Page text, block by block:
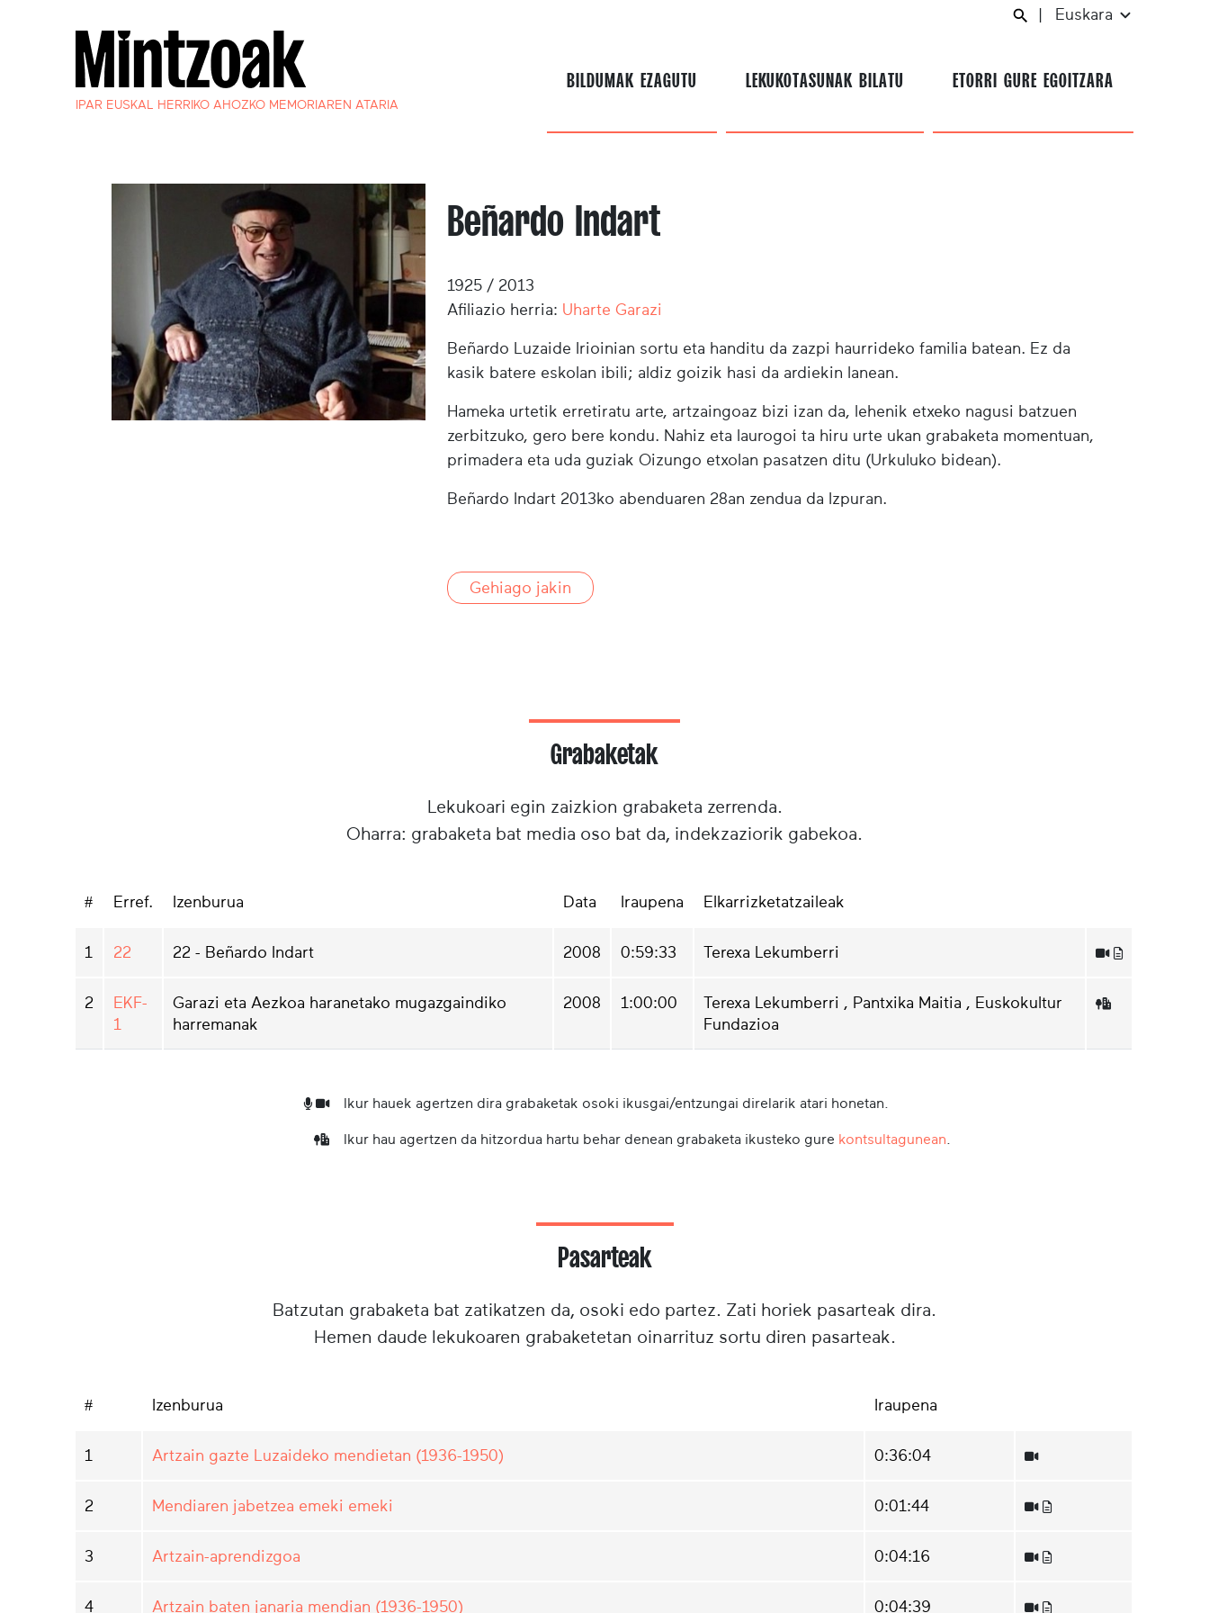
IPAR EUSKAL HERRIKO AHOZKO MEMORIAREN ATARIA
Euskara
BILDUMAK EZAGUTU LEKUKOTASUNAK BILATU ETORRI GURE EGOITZARA
Beñardo Indart
1925 / 2013
Afiliazio herria: Uharte Garazi
Beñardo Luzaide Irioinian sortu eta handitu da zazpi haurrideko familia batean. Ez da
kasik batere eskolan ibili; aldiz goizik hasi da ardiekin lanean.
Hameka urtetik erretiratu arte, artzaingoaz bizi izan da, lehenik etxeko nagusi batzuen
zerbitzuko, gero bere kondu. Nahiz eta laurogoi ta hiru urte ukan grabaketa momentuan,
primadera eta uda guziak Oizungo etxolan pasatzen ditu (Urkuluko bidean).
Beñardo Indart 2013ko abenduaren 28an zendua da Izpuran.
Gehiago jakin
Grabaketak
Lekukoari egin zaizkion grabaketa zerrenda.
Oharra: grabaketa bat media oso bat da, indekzaziorik gabekoa.
# Erref. Izenburua Data Iraupena Elkarrizketatzaileak
1 22 22 - Beñardo Indart 2008 0:59:33 Terexa Lekumberri
2
EKF-
1
Garazi eta Aezkoa haranetako mugazgaindiko
harremanak
2008 1:00:00
Terexa Lekumberri , Pantxika Maitia , Euskokultur
Fundazioa
Ikur hauek agertzen dira grabaketak osoki ikusgai/entzungai direlarik atari honetan.
Ikur hau agertzen da hitzordua hartu behar denean grabaketa ikusteko gure kontsultagunean
Pasarteak
Batzutan grabaketa bat zatikatzen da, osoki edo partez. Zati horiek pasarteak dira.
Hemen daude lekukoaren grabaketetan oinarrituz sortu diren pasarteak.
# Izenburua Iraupena
1 Artzain gazte Luzaideko mendietan (1936-1950) 0:36:04
2 Mendiaren jabetzea emeki emeki 0:01:44
3 Artzain-aprendizgoa 0:04:16
4 Artzain baten janaria mendian (1936-1950) 0:04:39